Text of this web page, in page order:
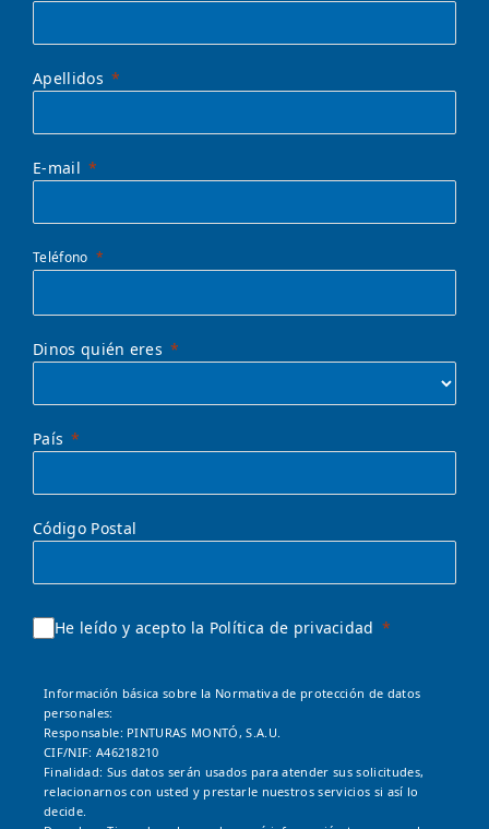
Apellidos
E-mail
Teléfono
Dinos quién eres
País
Código Postal
He leído y acepto la Política de privacidad
Información básica sobre la Normativa de protección de datos
personales:
Responsable: PINTURAS MONTÓ, S.A.U.
CIF/NIF: A46218210
Finalidad: Sus datos serán usados para atender sus solicitudes,
relacionarnos con usted y prestarle nuestros servicios si así lo
decide.